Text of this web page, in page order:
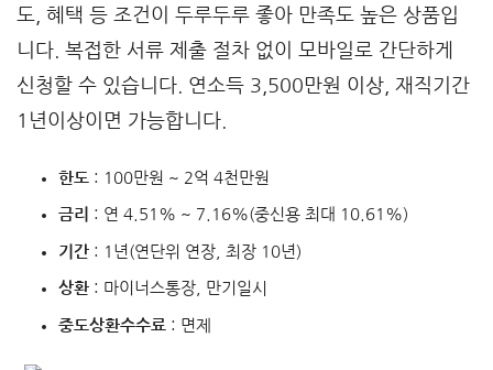
도, 혜택 등 조건이 두루두루 좋아 만족도 높은 상품입
니다. 복접한 서류 제출 절차 없이 모바일로 간단하게
신청할 수 있습니다. 연소득 3,500만원 이상, 재직기간
1년이상이면 가능합니다.
한도 : 100만원 ~ 2억 4천만원
금리 : 연 4.51% ~ 7.16%(중신용 최대 10.61%)
기간: 1년(연단위 연장, 최장 10년)
상환: 마이너스통장, 만기일시
중도상환수수료 : 면제